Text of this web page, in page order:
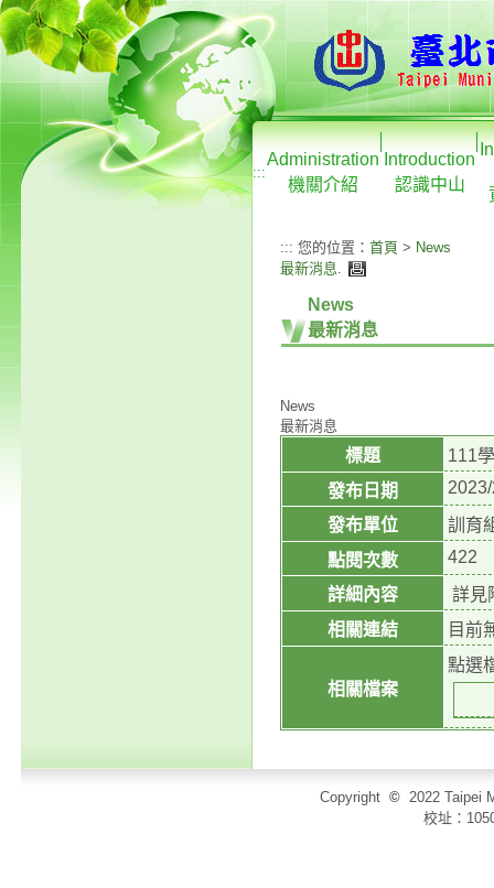
:::
Administration
機關介紹
Introduction
認識中山
::: 您的位置： 首頁 > News
最新消息.
News
最新消息
News
最新消息
標題
111
發布日期
發布單位
訓育
點閱次數
422
詳細內容
詳見
相關連結
目前
相關檔案
點選
Copyright © 2022 Taipei
校址：